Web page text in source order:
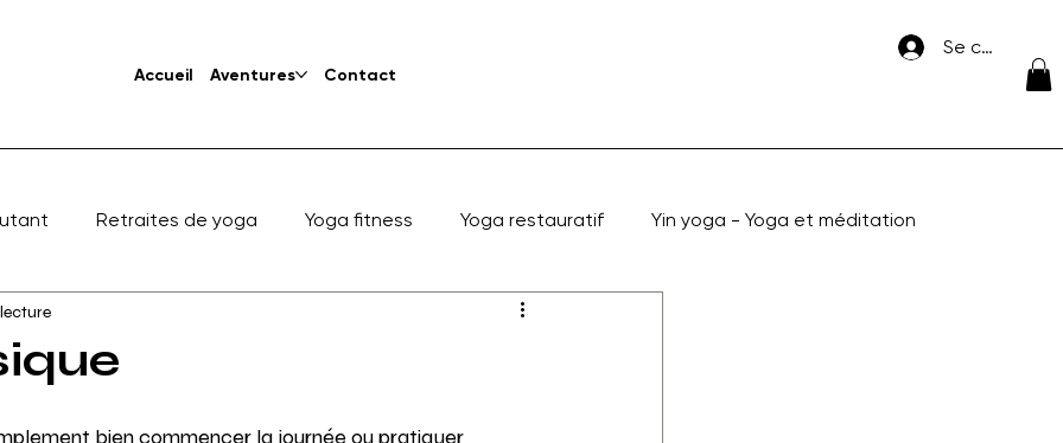
Se connecter
Accueil Aventures Contact
Retraites de yoga Yoga fitness Yoga restauratif Yin yoga - Yoga et méditation
bien commencer la journée ou pratiquer